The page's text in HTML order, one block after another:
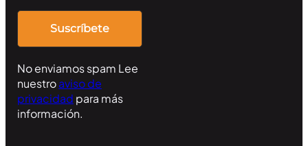
No enviamos spam Lee
nuestroaviso de
privacidad para más
información.